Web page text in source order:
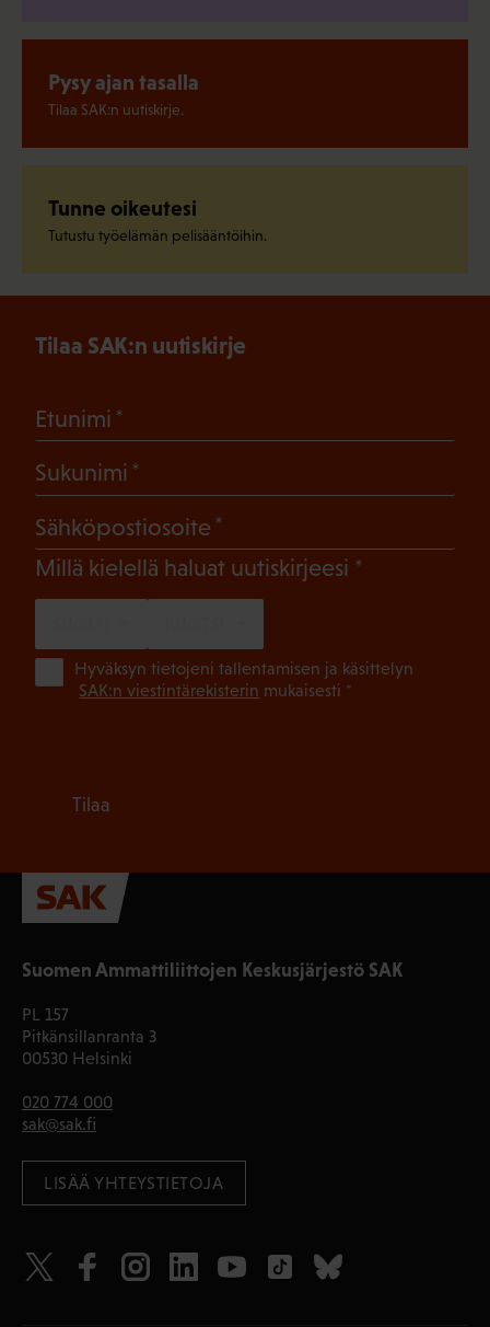
Pysy ajan tasalla
Tilaa SAK:n uutiskirje.
Tunne oikeutesi
Tutustu työelämän pelisääntöihin.
Suomen Ammattiliittojen Keskusjärjestö SAK
PL 157
Pitkänsillanranta 3
00530 Helsinki
020 774 000
sak@sak.fi
LISÄÄ YHTEYSTIETOJA
Tilaa SAK:n uutiskirje
Etunimi
Sukunimi
Sähköpostiosoite
Millä kielellä haluat uutiskirjeesi (Pakollinen)
Hyväksyn tietojeni tallentamisen ja käsittelyn
SAK:n viestintärekisterin mukaisesti *
Tilaa